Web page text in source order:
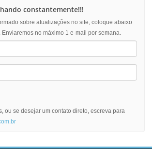
constantemente!!!
sobre atualizações no site, coloque abaixo
no máximo 1 e-mail por semana.
ou se desejar um contato direto, escreva para